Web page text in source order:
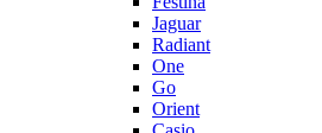
Jaguar
Radiant
One
Go
Orient